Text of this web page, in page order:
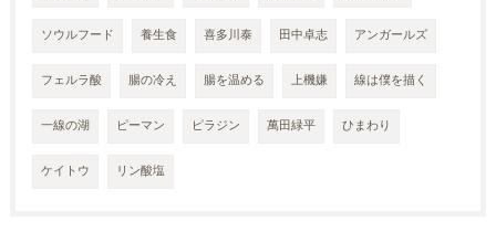
ソウルフード 養生食 喜多川泰 田中卓志 アンガールズ
フェルラ酸 腸の冷え 腸を温める 上機嫌 線は僕を描く
一線の湖 ピーマン ピラジン 萬田緑平 ひまわり
ケイトウ リン酸塩